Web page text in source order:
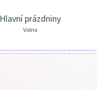
Hlavní prázdniny
Volno